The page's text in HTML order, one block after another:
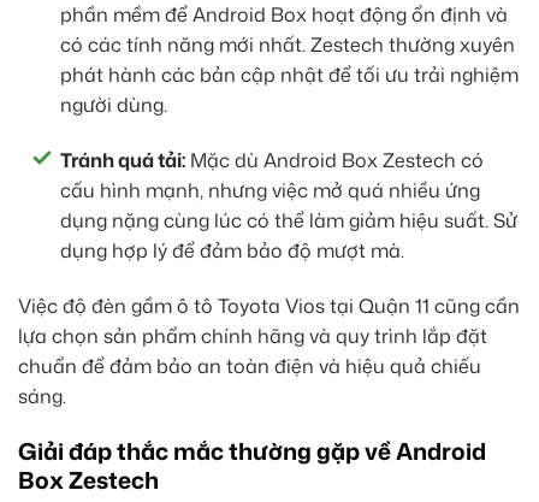
phần mềm để Android Box hoạt động ổn định và
có các tính năng mới nhất. Zestech thường xuyên
phát hành các bản cập nhật để tối ưu trải nghiệm
người dùng.
Tránh quá tải: Mặc dù Android Box Zestech có
cấu hình mạnh, nhưng việc mở quá nhiều ứng
dụng nặng cùng lúc có thể làm giảm hiệu suất. Sử
dụng hợp lý để đảm bảo độ mượt mà.
Việc độ đèn gầm ô tô Toyota Vios tại Quận 11 cũng cần
lựa chọn sản phẩm chính hãng và quy trình lắp đặt
chuẩn để đảm bảo an toàn điện và hiệu quả chiếu
sáng.
Giải đáp thắc mắc thường gặp về Android
Box Zestech